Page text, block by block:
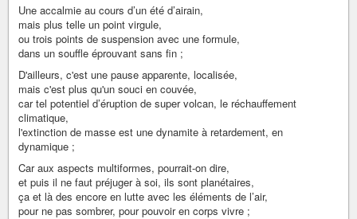
Une accalmie au cours d’un été d’airain,
mais plus telle un point virgule,
ou trois points de suspension avec une formule,
dans un souffle éprouvant sans fin ;
D'ailleurs, c'est une pause apparente, localisée,
mais c'est plus qu'un souci en couvée,
car tel potentiel d’éruption de super volcan, le réchauffement
climatique,
l'extinction de masse est une dynamite à retardement, en
dynamique ;
Car aux aspects multiformes, pourrait-on dire,
et puis il ne faut préjuger à soi, ils sont planétaires,
ça et là des encore en lutte avec les éléments de l’air,
pour ne pas sombrer, pour pouvoir en corps vivre ;